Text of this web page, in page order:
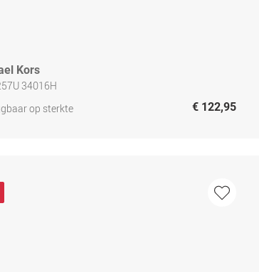
Kors
34016H
op sterkte
€ 122,95